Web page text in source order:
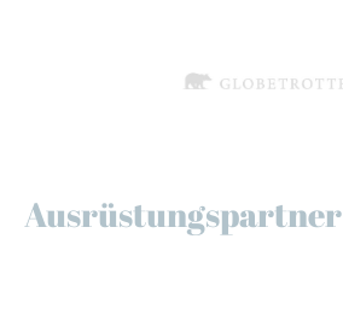
Ausrüstungspartner